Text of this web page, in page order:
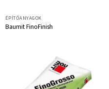
ÉPÍTŐANYAGOK
Baumit FinoFinish